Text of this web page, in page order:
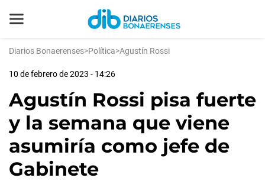
Diarios Bonaerenses>Política>Agustín Rossi
10 de febrero de 2023 - 14:26
Agustín Rossi pisa fuerte
y la semana que viene
asumiría como jefe de
Gabinete